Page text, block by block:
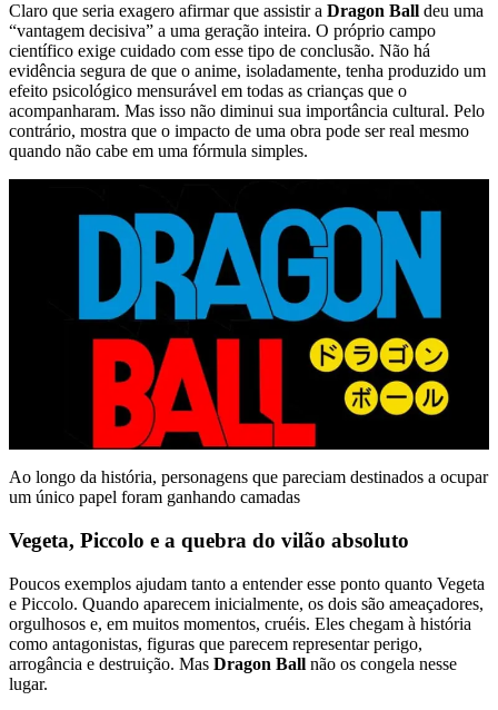
Claro que seria exagero afirmar que assistir a Dragon Ball deu uma
“vantagem decisiva” a uma geração inteira. O próprio campo
científico exige cuidado com esse tipo de conclusão. Não há
evidência segura de que o anime, isoladamente, tenha produzido um
efeito psicológico mensurável em todas as crianças que o
acompanharam. Mas isso não diminui sua importância cultural. Pelo
contrário, mostra que o impacto de uma obra pode ser real mesmo
quando não cabe em uma fórmula simples.
Ao longo da história, personagens que pareciam destinados a ocupar
um único papel foram ganhando camadas
Vegeta, Piccolo e a quebra do vilão absoluto
Poucos exemplos ajudam tanto a entender esse ponto quanto Vegeta
e Piccolo. Quando aparecem inicialmente, os dois são ameaçadores,
orgulhosos e, em muitos momentos, cruéis. Eles chegam à história
como antagonistas, figuras que parecem representar perigo,
arrogância e destruição. Mas Dragon Ball não os congela nesse
lugar.